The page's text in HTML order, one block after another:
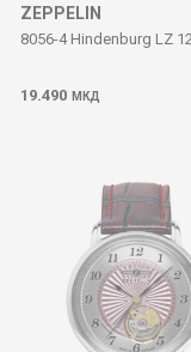
ZEPPELIN
8056-4 Hindenburg LZ
19.490 МКД